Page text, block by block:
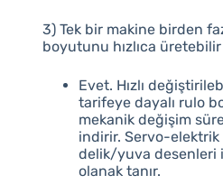
3) Tek bir makine birden
boyutunu hızlıca
Evet. Hızlı
tarifeye dayalı rulo
mekanik değişim
indirir. Servo-elektrik
delik/yuva desenleri
olanak tanır.